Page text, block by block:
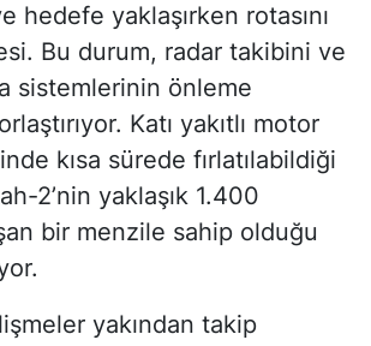
hedefe yaklaşırken rotasını
Bu durum, radar takibini ve
sistemlerinin önleme
Katı yakıtlı motor
kısa sürede fırlatılabildiği
2’nin yaklaşık 1.400
bir menzile sahip olduğu
yakından takip